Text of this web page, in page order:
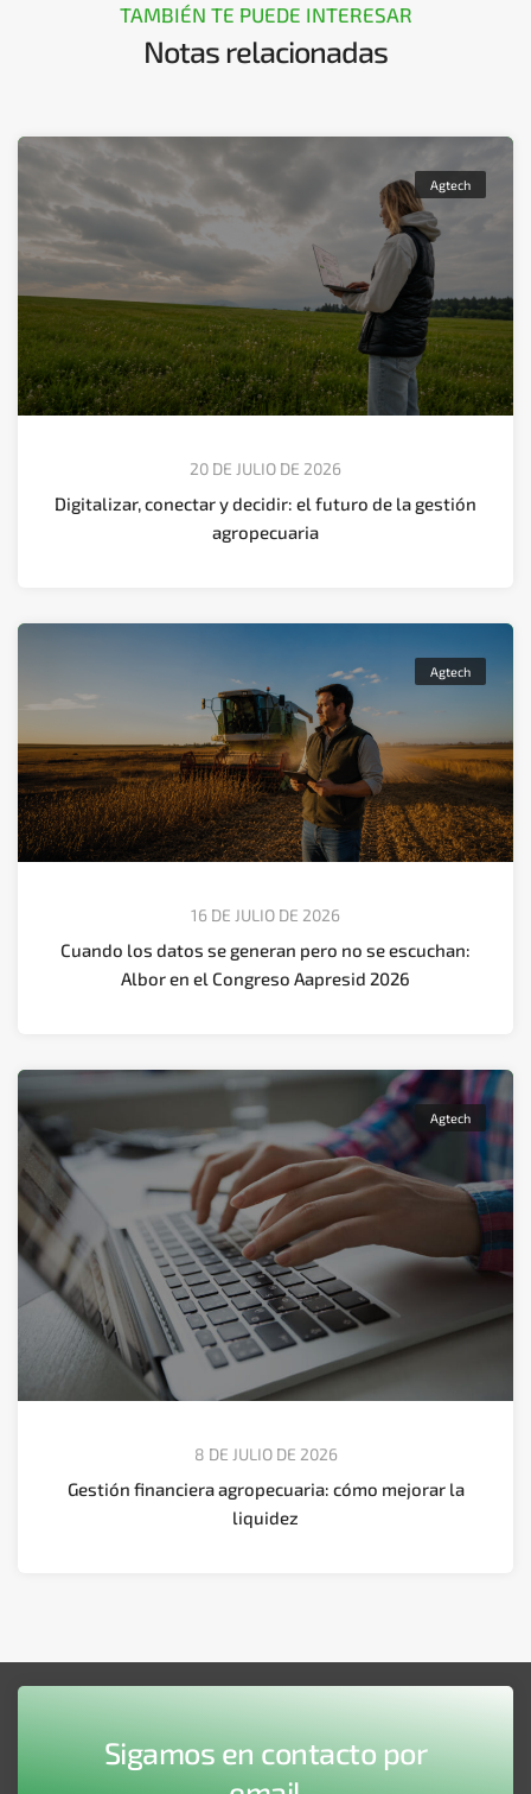
TAMBIÉN TE PUEDE INTERESAR
Notas relacionadas
Agtech
20 DE JULIO DE 2026
Digitalizar, conectar y decidir: el futuro de la gestión
agropecuaria
Agtech
16 DE JULIO DE 2026
Cuando los datos se generan pero no se escuchan:
Albor en el Congreso Aapresid 2026
Agtech
8 DE JULIO DE 2026
Gestión financiera agropecuaria: cómo mejorar la
liquidez
Sigamos en contacto por